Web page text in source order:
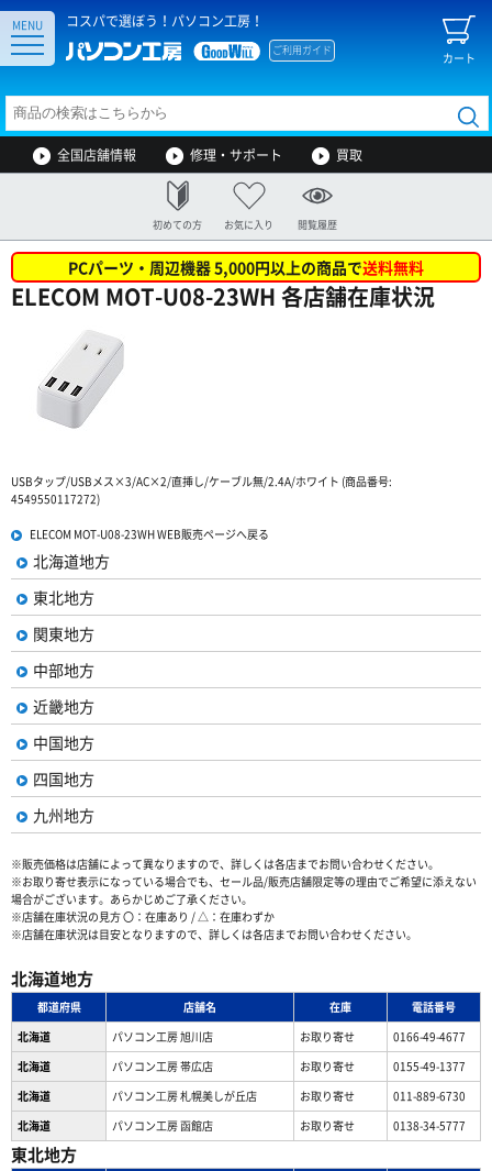
コスパで選ぼう！パソコン工房！
カート
ご利用ガイド
MENU
全国店舗情報 修理・サポート 買取
初めての方 お気に入り 閲覧履歴
PCパーツ・周辺機器 5,000円以上の商品で送料無料
ELECOM MOT-U08-23WH 各店舗在庫状況
USBタップ/USBメス×3/AC×2/直挿し/ケーブル無/2.4A/ホワイト (商品番号:
4549550117272)
ELECOM MOT-U08-23WH WEB販売ページへ戻る
北海道地方
東北地方
関東地方
中部地方
近畿地方
中国地方
四国地方
九州地方
※販売価格は店舗によって異なりますので、詳しくは各店までお問い合わせください。
※お取り寄せ表示になっている場合でも、セール品/販売店舗限定等の理由でご希望に添えない
場合がございます。あらかじめご了承ください。
※店舗在庫状況の見方 〇：在庫あり / △：在庫わずか
※店舗在庫状況は目安となりますので、詳しくは各店までお問い合わせください。
北海道地方
都道府県 店舗名 在庫
電話番号
北海道
パソコン工房 旭川店 お取り寄せ
0166-49-4677
北海道
パソコン工房 帯広店 お取り寄せ
0155-49-1377
北海道
パソコン⼯房 札幌美しが丘店 お取り寄せ
011-889-6730
北海道
パソコン工房 函館店 お取り寄せ 0138-34-5777
東北地方